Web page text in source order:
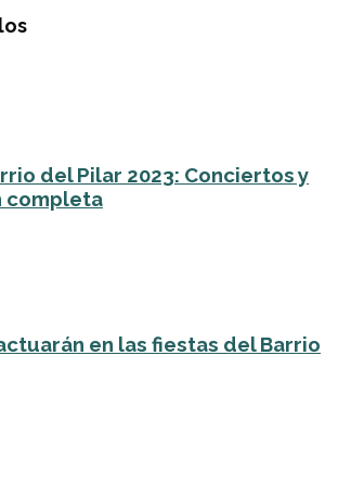
del Pilar 2023: Conciertos y
completa
en las fiestas del Barrio